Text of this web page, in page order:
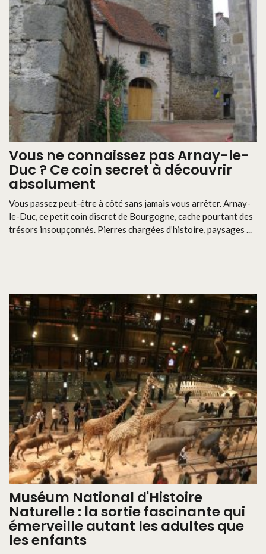
Vous ne connaissez pas Arnay-le-
Duc ? Ce coin secret à découvrir
absolument
Vous passez peut-être à côté sans jamais vous arrêter. Arnay-
le-Duc, ce petit coin discret de Bourgogne, cache pourtant des
trésors insoupçonnés. Pierres chargées d’histoire, paysages ...
Muséum National d'Histoire
Naturelle : la sortie fascinante qui
émerveille autant les adultes que
les enfants